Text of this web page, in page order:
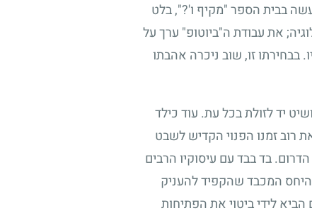
בבית הספר "מקיף ו'?", בלט
את עבודת ה"ביוטופ" ערך על
בבחירתו זו, שוב ניכרה אהבתו
יד לזולת בכל עת. עוד כילד
רוב זמנו הפנוי הקדיש לשבט
בד בבד עם עיסוקיו הרבים
היחס המכבד שהקפיד להעניק
לידי ביטוי את הפתיחות